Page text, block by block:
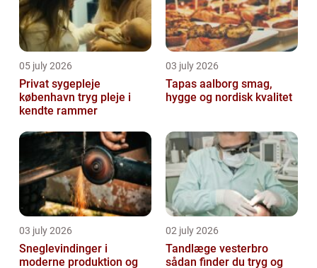
05 july 2026
Privat sygepleje
københavn tryg pleje i
kendte rammer
03 july 2026
Tapas aalborg smag,
hygge og nordisk kvalitet
03 july 2026
Sneglevindinger i
moderne produktion og
02 july 2026
Tandlæge vesterbro
sådan finder du tryg og